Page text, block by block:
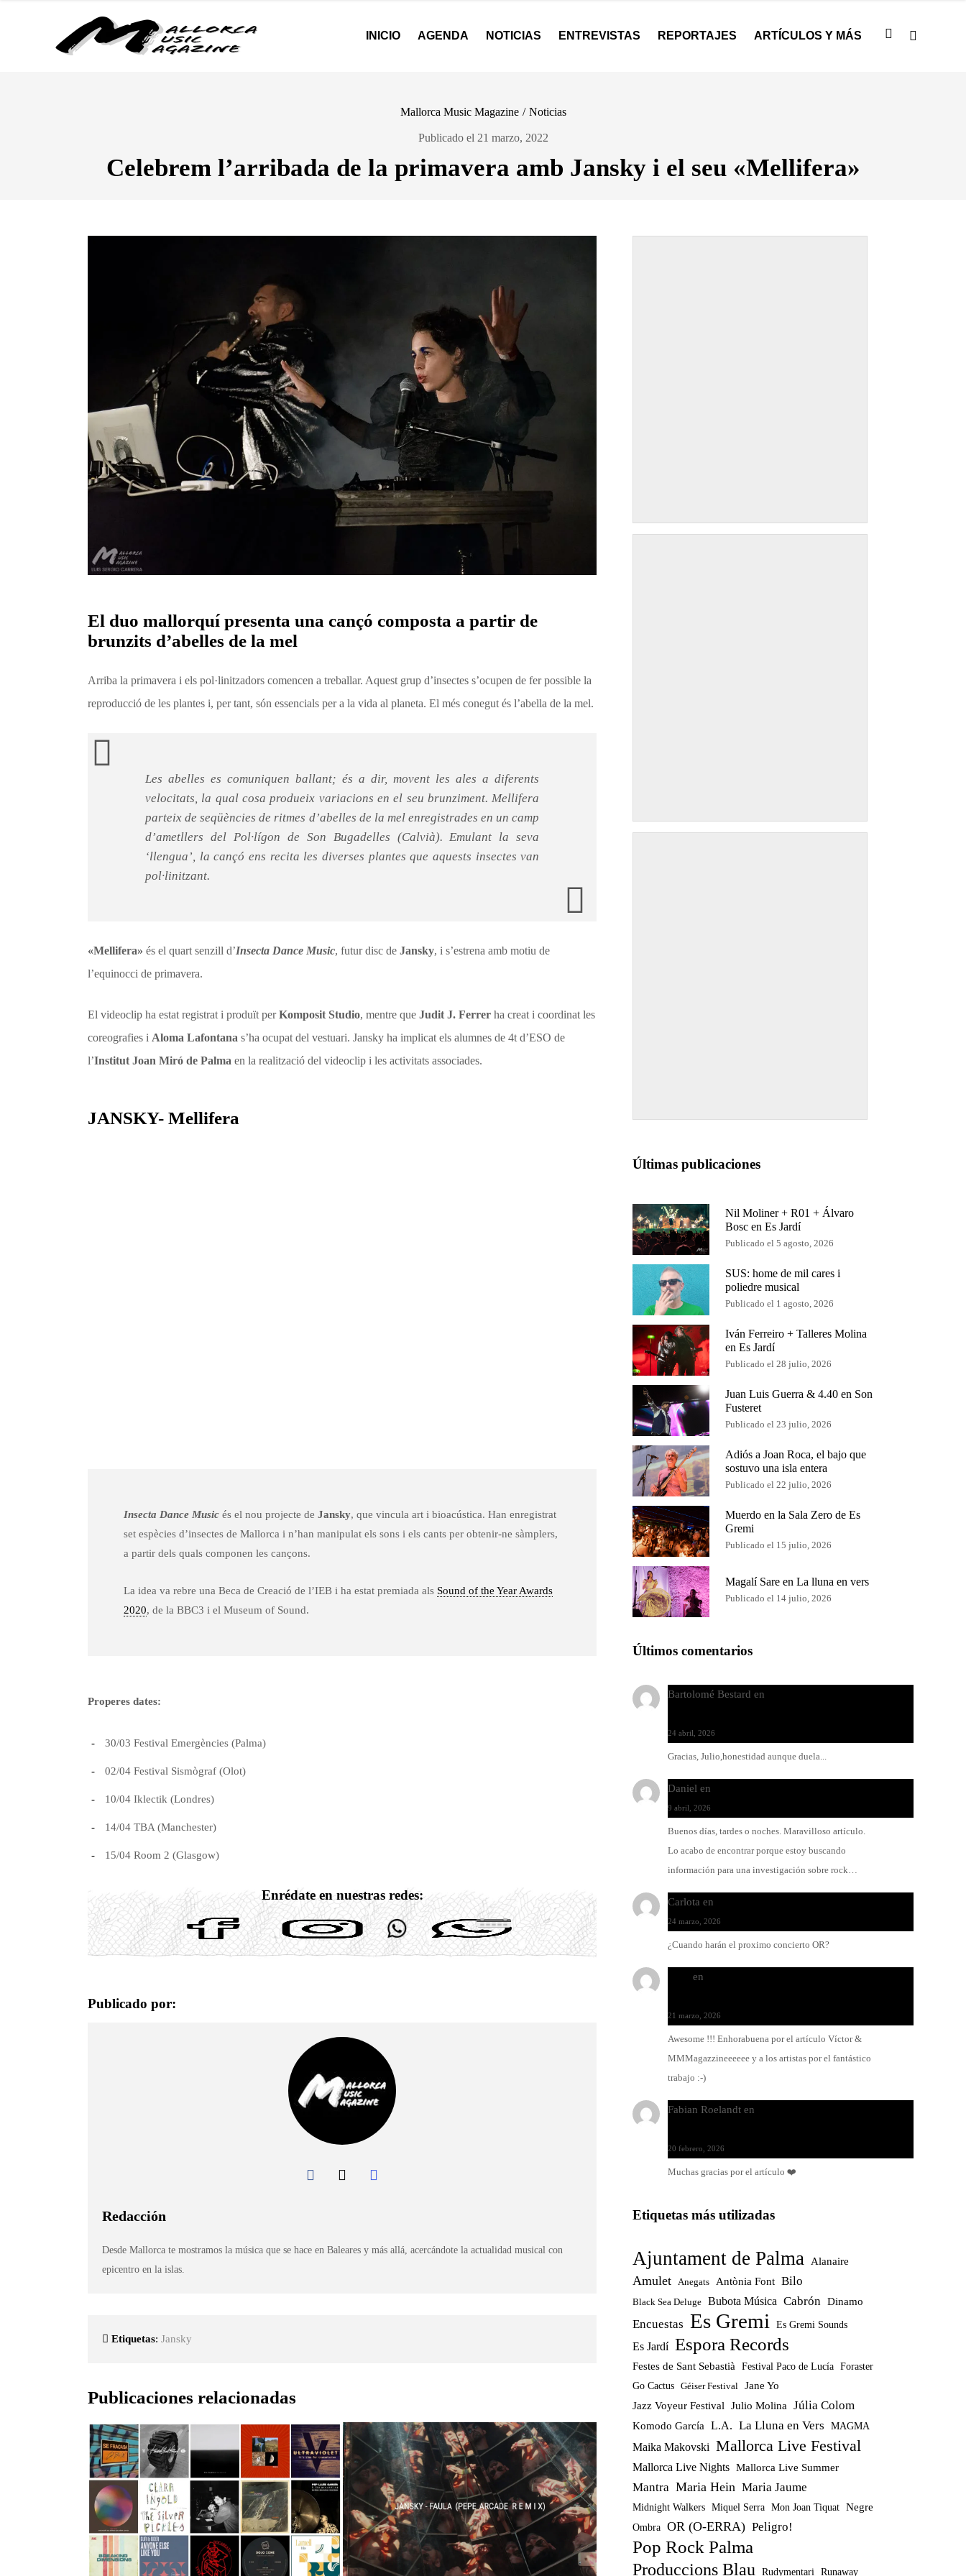
INICIO AGENDA NOTICIAS ENTREVISTAS REPORTAJES ARTÍCULOS Y MÁS
Mallorca Music Magazine / Noticias
Publicado el 21 marzo, 2022
Celebrem l’arribada de la primavera amb Jansky i el seu «Mellifera»
El duo mallorquí presenta una cançó composta a partir de
brunzits d’abelles de la mel
Arriba la primavera i els pol·linitzadors comencen a treballar. Aquest grup d’insectes s’ocupen de fer possible la
reproducció de les plantes i, per tant, són essencials per a la vida al planeta. El més conegut és l’abella de la mel.
Les abelles es comuniquen ballant; és a dir, movent les ales a diferents
velocitats, la qual cosa produeix variacions en el seu brunziment. Mellifera
parteix de seqüències de ritmes d’abelles de la mel enregistrades en un camp
d’ametllers del Pol·lígon de Son Bugadelles (Calvià). Emulant la seva
‘llengua’, la cançó ens recita les diverses plantes que aquests insectes van
pol·linitzant.
«Mellifera» és el quart senzill d’Insecta Dance Music, futur disc de Jansky, i s’estrena amb motiu de
l’equinocci de primavera.
El videoclip ha estat registrat i produït perKomposit Studio, mentre que Judit J. Ferrer ha creat i coordinat les
coreografies i Aloma Lafontana s’ha ocupat del vestuari. Jansky ha implicat els alumnes de 4t d’ESO de
l’Institut Joan Miró de Palma en la realització del videoclip i les activitats associades.
JANSKY- Mellifera
Insecta Dance Music és el nou projecte de Jansky, que vincula art i bioacústica. Han enregistrat
set espècies d’insectes de Mallorca i n’han manipulat els sons i els cants per obtenir-ne sàmplers,
a partir dels quals componen les cançons.
La idea va rebre una Beca de Creació de l’IEB i ha estat premiada als Sound of the Year Awards
2020, de la BBC3 i el Museum of Sound.
Properes dates:
30/03 Festival Emergències (Palma)
02/04 Festival Sismògraf (Olot)
10/04 Iklectik (Londres)
14/04 TBA (Manchester)
15/04 Room 2 (Glasgow)
Enrédate en nuestras redes:
Publicado por:
Redacción
Desde Mallorca te mostramos la música que se hace en Baleares y más allá, acercándote la actualidad musical con
epicentro en la islas.
Etiquetas: Jansky
Publicaciones relacionadas
Últimas publicaciones
Nil Moliner + R01 + Álvaro
Bosc en Es Jardí
Publicado el 5 agosto, 2026
SUS: home de mil cares i
poliedre musical
Publicado el 1 agosto, 2026
Iván Ferreiro + Talleres Molina
en Es Jardí
Publicado el 28 julio, 2026
Juan Luis Guerra & 4.40 en Son
Fusteret
Publicado el 23 julio, 2026
Adiós a Joan Roca, el bajo que
sostuvo una isla entera
Publicado el 22 julio, 2026
Muerdo en la Sala Zero de Es
Gremi
Publicado el 15 julio, 2026
Magalí Sare en La lluna en vers
Publicado el 14 julio, 2026
Últimos comentarios
Bartolomé Bestard en
24 abril, 2026
Gracias, Julio,honestidad aunque duela...
Daniel en
9 abril, 2026
Buenos días, tardes o noches. Maravilloso artículo.
Lo acabo de encontrar porque estoy buscando
información para una investigación sobre rock…
Carlota en
24 marzo, 2026
¿Cuando harán el proximo concierto OR?
en
21 marzo, 2026
Awesome !!! Enhorabuena por el artículo Víctor &
MMMagazzineeeeee y a los artistas por el fantástico
trabajo :-)
Fabian Roelandt en
20 febrero, 2026
Muchas gracias por el artículo ❤️
Etiquetas más utilizadas
Ajuntament de Palma Alanaire
Amulet Anegats Antònia Font Bilo
Black Sea Deluge Bubota Música Cabrón Dinamo
Encuestas Es Gremi Es Gremi Sounds
Es Jardí Espora Records
Festes de Sant Sebastià Festival Paco de Lucía Foraster
Go Cactus Géiser Festival Jane Yo
Jazz Voyeur Festival Julio Molina Júlia Colom
Komodo García L.A. La Lluna en Vers MAGMA
Maika Makovski Mallorca Live Festival
Mallorca Live Nights Mallorca Live Summer
Mantra Maria Hein Maria Jaume
Midnight Walkers Miquel Serra Mon Joan Tiquat Negre
Ombra OR (O-ERRA) Peligro!
Pop Rock Palma
Produccions Blau
Rudymentari Runaway